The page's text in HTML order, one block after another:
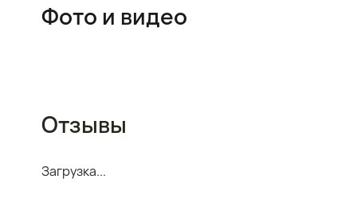
Фото и видео
Отзывы
Загрузка...